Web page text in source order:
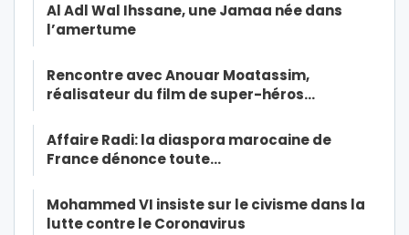
Al Adl Wal Ihssane, une Jamaa née dans
l’amertume
Rencontre avec Anouar Moatassim,
réalisateur du film de super-héros…
Affaire Radi: la diaspora marocaine de
France dénonce toute…
Mohammed VI insiste sur le civisme dans la
lutte contre le Coronavirus